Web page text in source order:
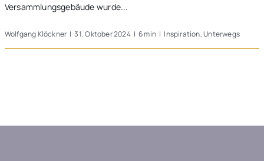
Versammlungsgebäude wurde...
Wolfgang Klöckner | 31. Oktober 2024 | 6 min | Inspiration,Unterwegs